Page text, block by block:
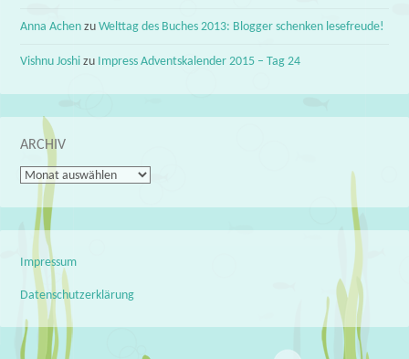
Anna Achen zuWelttag des Buches 2013: Blogger schenken lesefreude!
Vishnu Joshi zu Impress Adventskalender 2015 – Tag 24
ARCHIV
Archiv
Impressum
Datenschutzerklärung